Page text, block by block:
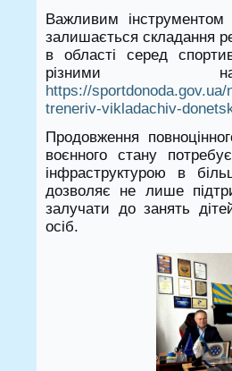
Важливим інструментом
залишається складання
в області серед
різними
https://
treneriv-vikladachiv-
Продовження
воєнного стану
інфраструктурою в
дозволяє не лише
залучати до занять
осіб.